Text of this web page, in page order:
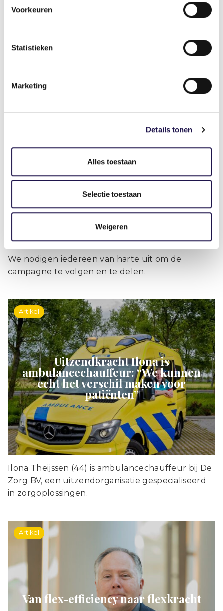
Voorkeuren
Statistieken
Marketing
Details tonen
Alles toestaan
Selectie toestaan
Weigeren
Nieuwe campagne laat
maatschappelijke waarde van
uitzenden zien
We nodigen iedereen van harte uit om de
campagne te volgen en te delen.
Artikel
Uitzendkracht Ilona is
ambulancechauffeur: “We kunnen
echt het verschil maken voor
patiënten”
Ilona Theijssen (44) is ambulancechauffeur bij De
Zorg BV, een uitzendorganisatie gespecialiseerd
in zorgoplossingen.
Artikel
Van flex-efficiency naar flexkracht